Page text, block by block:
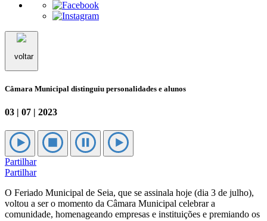
voltar
Câmara Municipal distinguiu personalidades e alunos
03 | 07 | 2023
Partilhar
Partilhar
O Feriado Municipal de Seia, que se assinala hoje (dia 3 de julho),
voltou a ser o momento da Câmara Municipal celebrar a
comunidade, homenageando empresas e instituições e premiando os